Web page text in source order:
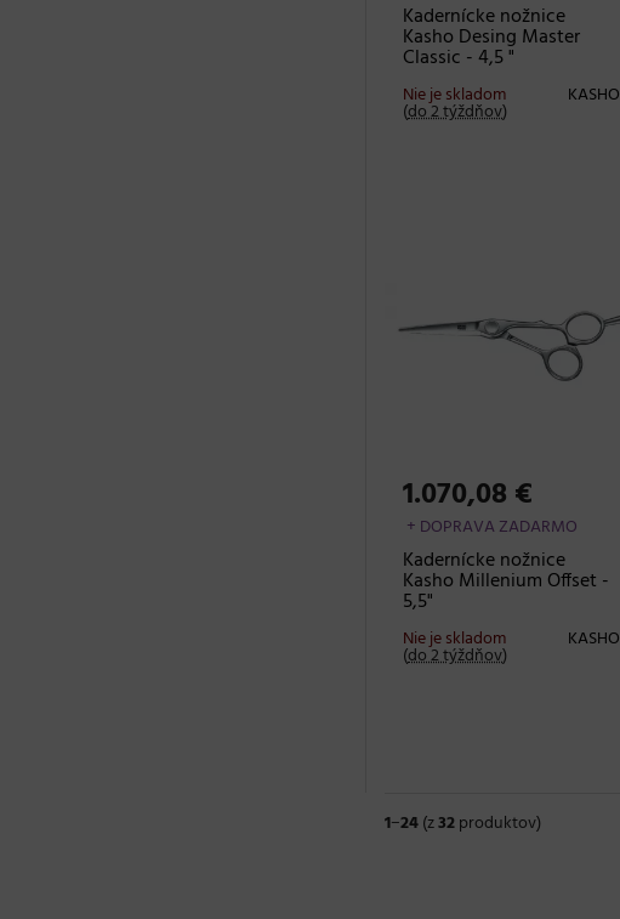
Kadernícke nožnice
Kasho Desing Master
Classic - 4,5 "
KASHO
Nie je skladom
(do 2 týždňov)
1.070,08 €
+ DOPRAVA ZADARMO
Kadernícke nožnice
Kasho Millenium Offset -
5,5"
KASHO
Nie je skladom
(do 2 týždňov)
1−24(z32produktov)